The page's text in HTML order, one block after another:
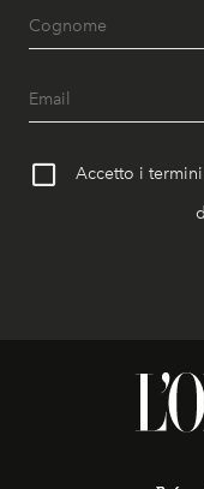
Accetto i